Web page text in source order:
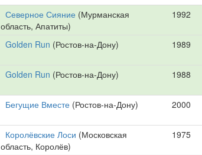
Северное Сияние (Мурманская
область, Апатиты)
1992
Golden Run (Ростов-на-Дону) 1989
Golden Run (Ростов-на-Дону) 1988
Бегущие Вместе(Ростов-на-Дону) 2000
Королёвские Лоси (Московская
область, Королёв)
1975